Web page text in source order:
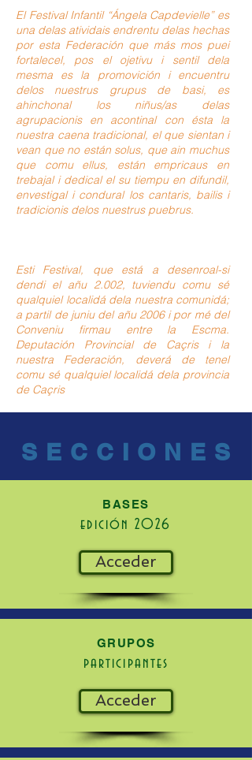
El Festival Infantil “Ángela Capdevielle” es
una delas atividais endrentu delas hechas
por esta Federación que más mos puei
fortalecel, pos el ojetivu i sentil dela
mesma es la promovición i encuentru
delos nuestrus grupus de basi, es
ahinchonal los niñus/as delas
agrupacionis en acontinal con ésta la
nuestra caena tradicional, el que sientan i
vean que no están solus, que ain muchus
que comu ellus, están empricaus en
trebajal i dedical el su tiempu en difundil,
envestigal i condural los cantaris, bailis i
tradicionis delos nuestrus puebrus.​
Esti Festival, que está a desenroal-si
dendi el añu 2.002, tuviendu comu sé
qualquiel localidá dela nuestra comunidá;
a partil de juniu del añu 2006 i por mé del
Conveniu firmau entre la Escma.
Deputación Provincial de Caçris i la
nuestra Federación, deverá de tenel
comu sé qualquiel localidá dela provincia
de Caçris
SECCIONES
BASES
edición 2026
Acceder
GRUPOS
participantes
Acceder